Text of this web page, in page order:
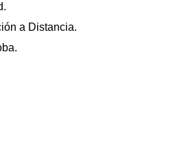
a Distancia.